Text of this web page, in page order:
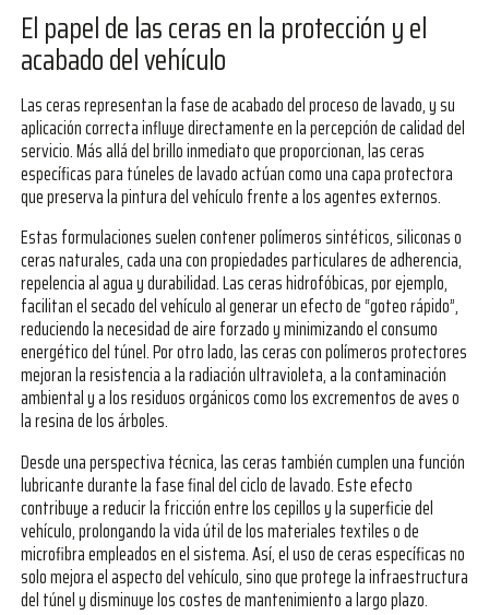
El papel de las ceras en la protección y el
acabado del vehículo
Las ceras representan la fase de acabado del proceso de lavado, y su
aplicación correcta influye directamente en la percepción de calidad del
servicio. Más allá del brillo inmediato que proporcionan, las ceras
específicas para túneles de lavado actúan como una capa protectora
que preserva la pintura del vehículo frente a los agentes externos.
Estas formulaciones suelen contener polímeros sintéticos, siliconas o
ceras naturales, cada una con propiedades particulares de adherencia,
repelencia al agua y durabilidad. Las ceras hidrofóbicas, por ejemplo,
facilitan el secado del vehículo al generar un efecto de “goteo rápido”,
reduciendo la necesidad de aire forzado y minimizando el consumo
energético del túnel. Por otro lado, las ceras con polímeros protectores
mejoran la resistencia a la radiación ultravioleta, a la contaminación
ambiental y a los residuos orgánicos como los excrementos de aves o
la resina de los árboles.
Desde una perspectiva técnica, las ceras también cumplen una función
lubricante durante la fase final del ciclo de lavado. Este efecto
contribuye a reducir la fricción entre los cepillos y la superficie del
vehículo, prolongando la vida útil de los materiales textiles o de
microfibra empleados en el sistema. Así, el uso de ceras específicas no
solo mejora el aspecto del vehículo, sino que protege la infraestructura
del túnel y disminuye los costes de mantenimiento a largo plazo.